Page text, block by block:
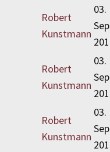
Robert
Kunstmann
03.
Robert
Kunstmann
03.
Robert
Kunstmann
03.